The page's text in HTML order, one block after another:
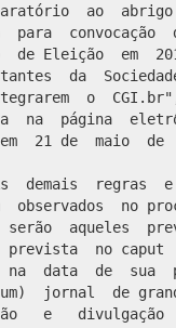
ao
para convocação
de Eleição em
da
o
na página
21 de maio de
demais regras e
observados no
serão aqueles
prevista no caput
data de sua
jornal de
e